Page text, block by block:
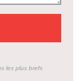
les plus brefs